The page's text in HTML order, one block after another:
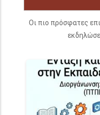
Οι πιο πρόσφατες